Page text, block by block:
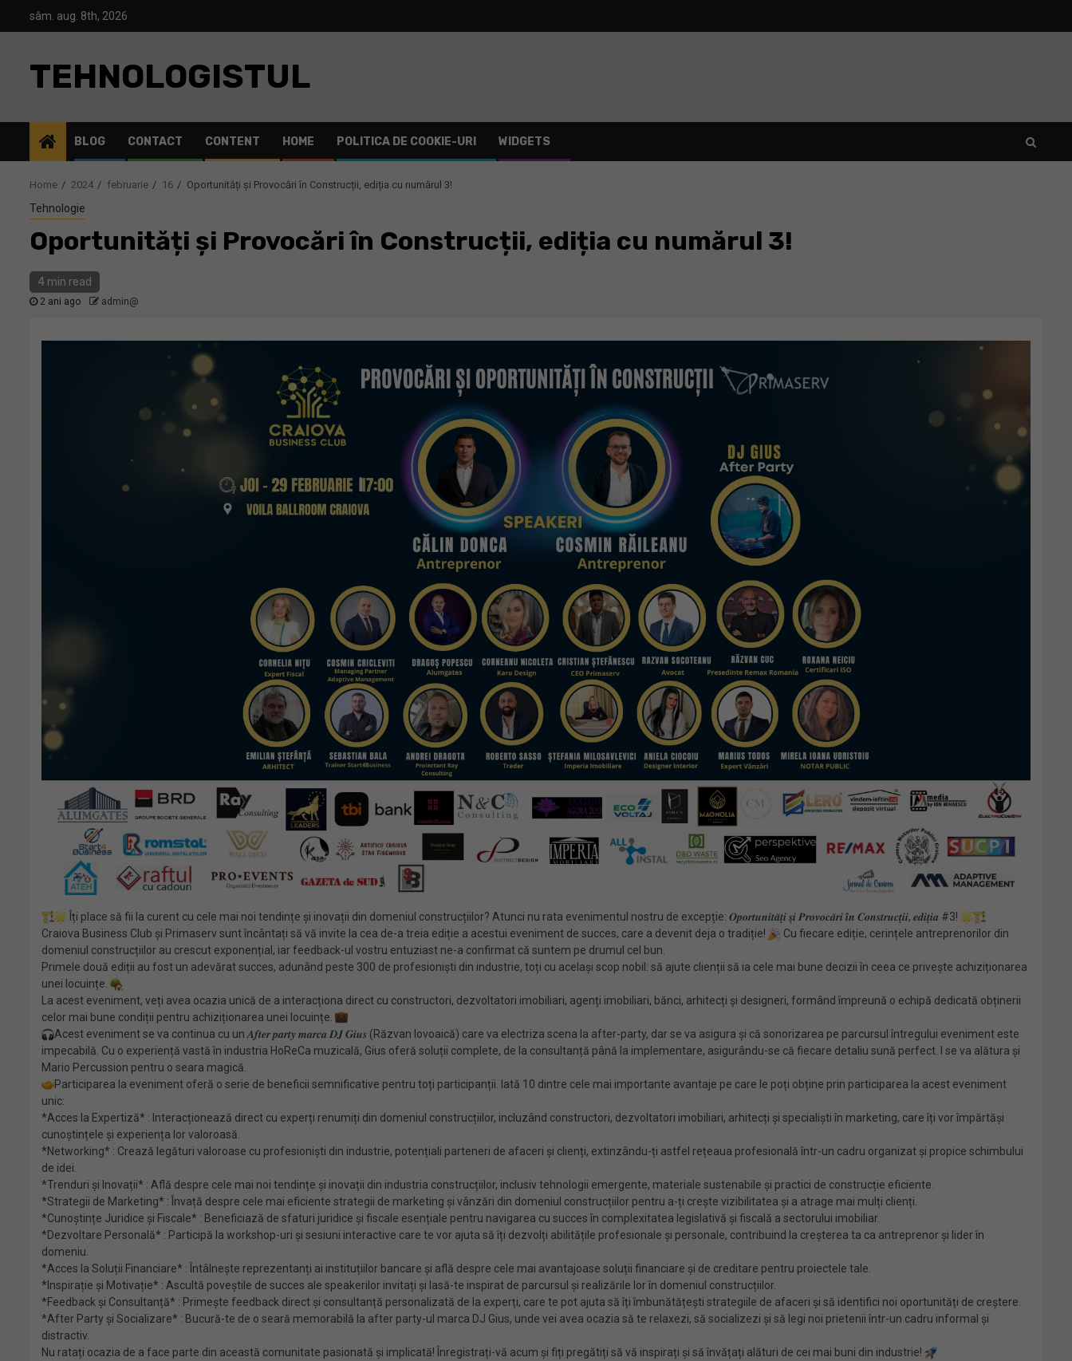
sâm. aug. 8th, 2026
TEHNOLOGISTUL
BLOG CONTACT CONTENT HOME POLITICA DE COOKIE-URI WIDGETS
Home 2024 februarie 16 Oportunități și Provocări în Construcții, ediția cu numărul 3!
Tehnologie
Oportunități și Provocări în Construcții, ediția cu numărul 3!
4 min read
2 ani ago admin@
Îți place să fii la curent cu cele mai noi tendințe și inovații din domeniul construcțiilor? Atunci nu rata evenimentul nostru de excepție: 𝑶𝒑𝒐𝒓𝒕𝒖𝒏𝒊𝒕𝒂̆𝒕̦𝒊 𝒔̦𝒊 𝑷𝒓𝒐𝒗𝒐𝒄𝒂̆𝒓𝒊 𝒊̂𝒏 𝑪𝒐𝒏𝒔𝒕𝒓𝒖𝒄𝒕̦𝒊𝒊, 𝒆𝒅𝒊𝒕̦𝒊𝒂 #3!
Craiova Business Club și Primaserv sunt încântați să vă invite la cea de-a treia ediție a acestui eveniment de succes, care a devenit deja o tradiție!
Cu fiecare ediție, cerințele antreprenorilor din
domeniul construcțiilor au crescut exponențial, iar feedback-ul vostru entuziast ne-a confirmat că suntem pe drumul cel bun.
Primele două ediții au fost un adevărat succes, adunând peste 300 de profesioniști din industrie, toți cu același scop nobil: să ajute clienții să ia cele mai bune decizii în ceea ce privește achiziționarea
unei locuințe.
La acest eveniment, veți avea ocazia unică de a interacționa direct cu constructori, dezvoltatori imobiliari, agenți imobiliari, bănci, arhitecți și designeri, formând împreună o echipă dedicată obținerii
celor mai bune condiții pentru achiziționarea unei locuințe.
Acest eveniment se va continua cu un 𝑨𝒇𝒕𝒆𝒓 𝒑𝒂𝒓𝒕𝒚 𝒎𝒂𝒓𝒄𝒂 𝑫𝑱 𝑮𝒊𝒖𝒔 (Răzvan Iovoaică) care va electriza scena la after-party, dar se va asigura și că sonorizarea pe parcursul întregului eveniment este
impecabilă. Cu o experiență vastă în industria HoReCa muzicală, Gius oferă soluții complete, de la consultanță până la implementare, asigurându-se că fiecare detaliu sună perfect. I se va alătura şi
Mario Percussion pentru o seara magică.
Participarea la eveniment oferă o serie de beneficii semnificative pentru toți participanții. Iată 10 dintre cele mai importante avantaje pe care le poți obține prin participarea la acest eveniment
unic:
*Acces la Expertiză* : Interacționează direct cu experți renumiți din domeniul construcțiilor, incluzând constructori, dezvoltatori imobiliari, arhitecți și specialiști în marketing, care îți vor împărtăși
cunoștințele și experiența lor valoroasă.
*Networking* : Crează legături valoroase cu profesioniști din industrie, potențiali parteneri de afaceri și clienți, extinzându-ți astfel rețeaua profesională într-un cadru organizat și propice schimbului
de idei.
*Trenduri și Inovații* : Află despre cele mai noi tendințe și inovații din industria construcțiilor, inclusiv tehnologii emergente, materiale sustenabile și practici de construcție eficiente.
*Strategii de Marketing* : Învață despre cele mai eficiente strategii de marketing și vânzări din domeniul construcțiilor pentru a-ți crește vizibilitatea și a atrage mai mulți clienți.
*Cunoștințe Juridice și Fiscale* : Beneficiază de sfaturi juridice și fiscale esențiale pentru navigarea cu succes în complexitatea legislativă și fiscală a sectorului imobiliar.
*Dezvoltare Personală* : Participă la workshop-uri și sesiuni interactive care te vor ajuta să îți dezvolți abilitățile profesionale și personale, contribuind la creșterea ta ca antreprenor și lider în
domeniu.
*Acces la Soluții Financiare* : Întâlnește reprezentanți ai instituțiilor bancare și află despre cele mai avantajoase soluții financiare și de creditare pentru proiectele tale.
*Inspirație și Motivație* : Ascultă poveștile de succes ale speakerilor invitați și lasă-te inspirat de parcursul și realizările lor în domeniul construcțiilor.
*Feedback și Consultanță* : Primește feedback direct și consultanță personalizată de la experți, care te pot ajuta să îți îmbunătățești strategiile de afaceri și să identifici noi oportunități de creștere.
*After Party și Socializare* : Bucură-te de o seară memorabilă la after party-ul marca DJ Gius, unde vei avea ocazia să te relaxezi, să socializezi și să legi noi prietenii într-un cadru informal și
distractiv.
Nu ratați ocazia de a face parte din această comunitate pasionată și implicată! Înregistrați-vă acum și fiți pregătiți să vă inspirați și să învățați alături de cei mai buni din industrie!